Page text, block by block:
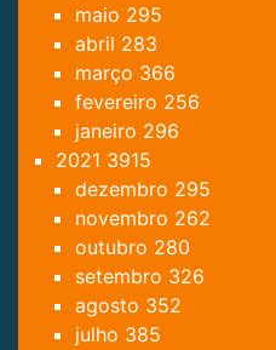
maio 295
abril 283
março 366
fevereiro 256
janeiro 296
2021 3915
dezembro 295
novembro 262
outubro 280
setembro 326
agosto 352
julho 385